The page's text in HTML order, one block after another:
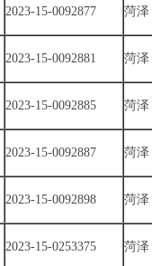
2023-15-0092877 菏泽
2023-15-0092881 菏泽
2023-15-0092885 菏泽
2023-15-0092887 菏泽
2023-15-0092898 菏泽
2023-15-0253375 菏泽